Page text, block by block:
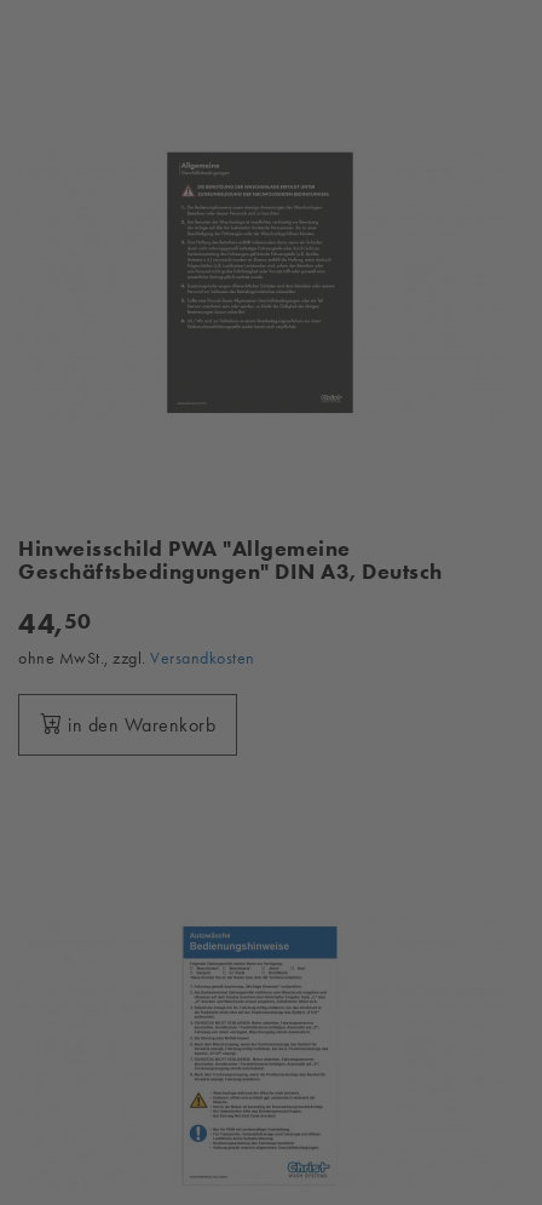
Hinweisschild PWA "Allgemeine
Geschäftsbedingungen" DIN A3, Deutsch
44,50
ohne MwSt., zzgl. Versandkosten
in den Warenkorb